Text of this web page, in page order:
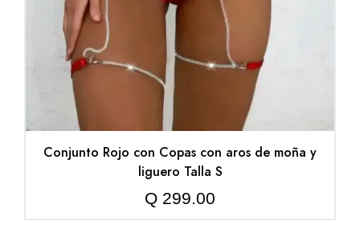
Conjunto Rojo con Copas con aros de moña y
liguero Talla S
Q 299.00